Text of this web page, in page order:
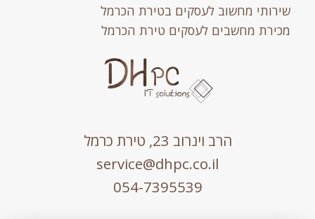
שירותי מחשוב לעסקים בטירת הכרמל
מכירת מחשבים לעסקים טירת הכרמל
הרב וינרוב 23, טירת כרמל
service@dhpc.co.il
054-7395539